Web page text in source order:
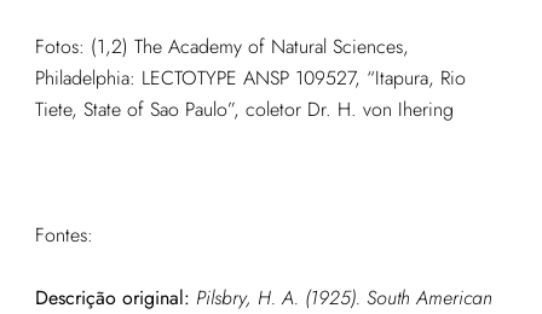
Fotos: (1,2) The Academy of Natural Sciences,
Philadelphia: LECTOTYPE ANSP 109527, “Itapura, Rio
Tiete, State of Sao Paulo”, coletor Dr. H. von Ihering
Fontes:
Descrição original: Pilsbry, H. A. (1925). South American